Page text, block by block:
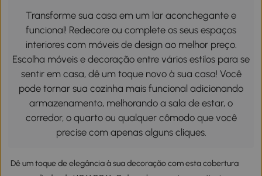
Transforme sua casa em um lar aconchegante e
funcional! Redecore ou complete os seus espaços
interiores com móveis de design ao melhor preço.
Escolha móveis e decoração entre vários estilos para se
sentir em casa, dê um toque novo à sua casa! Você
pode tornar sua cozinha mais funcional adicionando
armazenamento, melhorando a sala de estar, o
corredor, o quarto ou qualquer cômodo que você
precise com apenas alguns cliques.
Dê um toque de elegância à sua decoração com esta cobertura